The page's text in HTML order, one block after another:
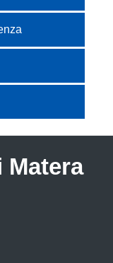
Matera